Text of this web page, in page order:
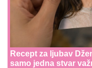
Recept za ljubav
samo jedna stvar